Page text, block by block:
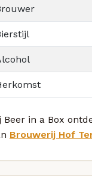
Beer in a Box
Brouwerij Hof